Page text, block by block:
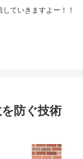
ていきますよー！！
防ぐ技術